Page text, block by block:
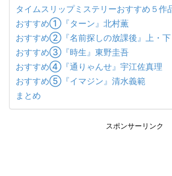
タイムスリップミステリーおすすめ５作
おすすめ①『ターン』北村薫
おすすめ②『名前探しの放課後』上・
おすすめ③『時生』東野圭吾
おすすめ④『通りゃんせ』宇江佐真理
おすすめ⑤『イマジン』清水義範
まとめ
スポンサーリンク